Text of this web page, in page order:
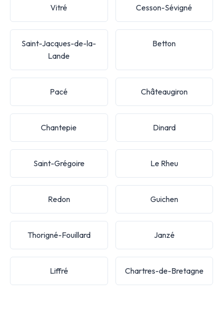
Vitré Cesson-Sévigné
Saint-Jacques-de-la-
Lande
Betton
Pacé Châteaugiron
Chantepie Dinard
Saint-Grégoire Le Rheu
Redon Guichen
Thorigné-Fouillard Janzé
Liffré Chartres-de-Bretagne